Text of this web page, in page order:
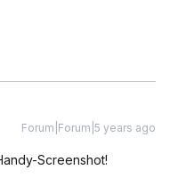
Forum|Forum|5 years ago
Screenshot!